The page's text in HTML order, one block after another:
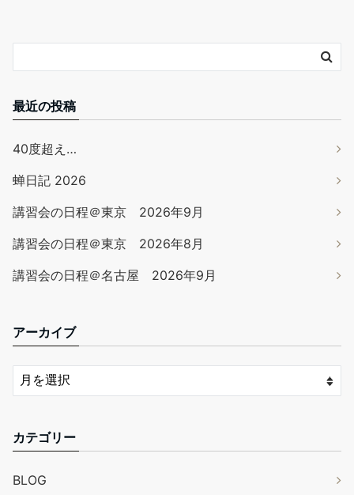
最近の投稿
40度超え…
蝉日記 2026
講習会の日程＠東京 2026年9月
講習会の日程＠東京 2026年8月
講習会の日程＠名古屋 2026年9月
アーカイブ
カテゴリー
BLOG